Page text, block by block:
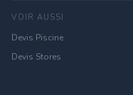
VOIR AUSSI
Devis Piscine
Devis Stores